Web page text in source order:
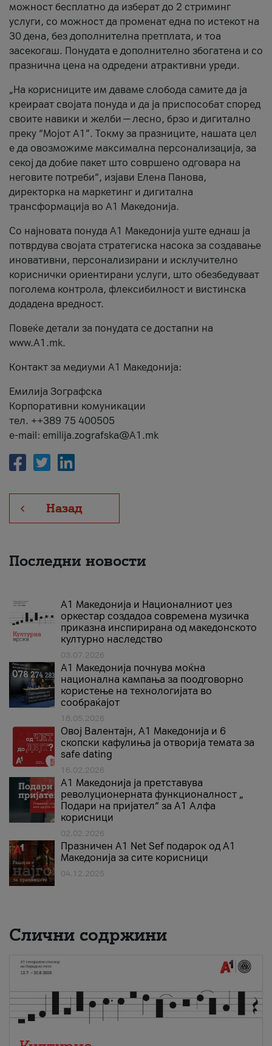
можност бесплатно да изберат до 2 стриминг
услуги, со можност да променат една по истекот на
30 дена, без дополнителна претплата, и тоа
засекогаш. Понудата е дополнително збогатена и со
празнична цена на одредени атрактивни уреди.
„На корисниците им даваме слобода самите да ја
креираат својата понуда и да ја приспособат според
своите навики и желби — лесно, брзо и дигитално
преку “Мојот А1”. Токму за празниците, нашата цел
е да овозможиме максимална персонализација, за
секој да добие пакет што совршено одговара на
неговите потреби“, изјави Елена Панова,
директорка на маркетинг и дигитална
трансформација во А1 Македонија.
Со најновата понуда А1 Македонија уште еднаш ја
потврдува својата стратегиска насока за создавање
иновативни, персонализирани и исклучително
кориснички ориентирани услуги, што обезбедуваат
поголема контрола, флексибилност и вистинска
додадена вредност.
Повеќе детали за понудата се достапни на
www.А1.mk.
Контакт за медиуми А1 Македонија:
Емилија Зографска
Корпоративни комуникации
тел. ++389 75 400505
e-mail: emilija.zografska@A1.mk
Назад
Последни новости
А1 Македонија и Националниот џез
оркестар создадоа современа музичка
приказна инспирирана од македонското
културно наследство
03.07.2026
A1 Македонија почнува моќна
национална кампања за поодговорно
користење на технологијата во
сообраќајот
18.05.2026
Овој Валентајн, A1 Македонија и 6
скопски кафулиња ја отворија темата за
safe dating
16.02.2026
А1 Македонија ја претставува
револуционерната функционалност „
Подари на пријател“ за А1 Алфа
корисници
02.02.2026
Празничен A1 Net Sеf подарок од А1
Македонија за сите корисници
04.12.2025
Слични содржини